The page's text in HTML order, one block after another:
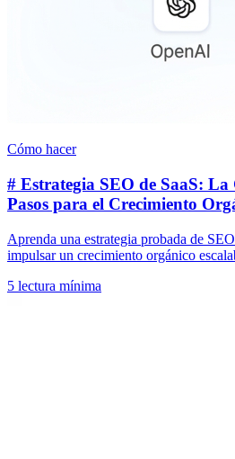
Cómo hacer
# Estrategia SEO de SaaS:
Pasos para el Crecimiento
Aprenda una estrategia probada de
impulsar un crecimiento orgánico
5 lectura mínima